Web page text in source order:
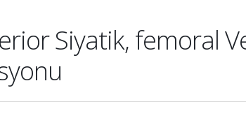
Siyatik, femoral